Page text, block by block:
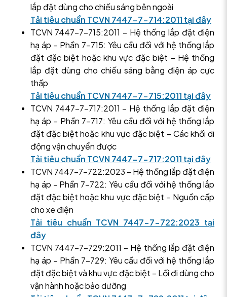
lắp đặt dùng cho chiếu sáng bên ngoài
Tải tiêu chuẩn TCVN 7447-7-714:2011 tại đây
TCVN 7447-7-715:2011 – Hệ thống lắp đặt điện
hạ áp – Phần 7-715: Yêu cầu đối với hệ thống lắp
đặt đặc biệt hoặc khu vực đặc biệt – Hệ thống
lắp đặt dùng cho chiếu sáng bằng điện áp cực
thấp
Tải tiêu chuẩn TCVN 7447-7-715:2011 tại đây
TCVN 7447-7-717:2011 – Hệ thống lắp đặt điện
hạ áp – Phần 7-717: Yêu cầu đối với hệ thống lắp
đặt đặc biệt hoặc khu vực đặc biệt – Các khối di
động vận chuyển được
Tải tiêu chuẩn TCVN 7447-7-717:2011 tại đây
TCVN 7447-7-722:2023 – Hệ thống lắp đặt điện
hạ áp – Phần 7-722: Yêu cầu đối với hệ thống lắp
đặt đặc biệt hoặc khu vực đặc biệt – Nguồn cấp
cho xe điện
Tải tiêu chuẩn TCVN 7447-7-722:2023 tại
đây
TCVN 7447-7-729:2011 – Hệ thống lắp đặt điện
hạ áp – Phần 7-729: Yêu cầu đối với hệ thống lắp
đặt đặc biệt và khu vực đặc biệt – Lối đi dùng cho
vận hành hoặc bảo dưỡng